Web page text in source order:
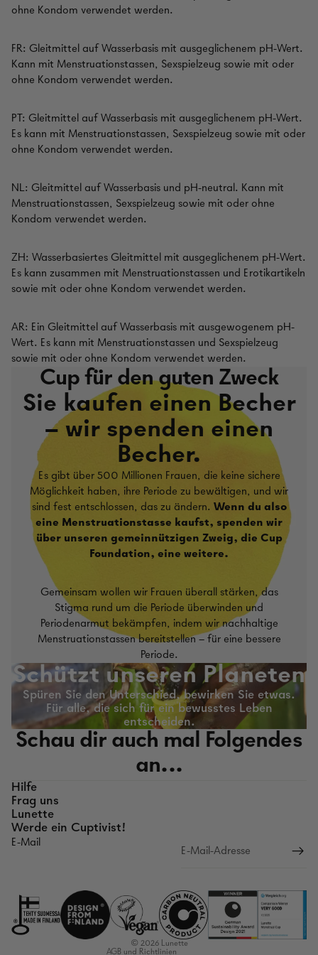
ohne Kondom verwendet werden.
FR: Gleitmittel auf Wasserbasis mit ausgeglichenem pH-Wert.
Kann mit Menstruationstassen, Sexspielzeug sowie mit oder
ohne Kondom verwendet werden.
PT: Gleitmittel auf Wasserbasis mit ausgeglichenem pH-Wert.
Es kann mit Menstruationstassen, Sexspielzeug sowie mit oder
ohne Kondom verwendet werden.
NL: Gleitmittel auf Wasserbasis und pH-neutral. Kann mit
Menstruationstassen, Sexspielzeug sowie mit oder ohne
Kondom verwendet werden.
ZH: Wasserbasiertes Gleitmittel mit ausgeglichenem pH-Wert.
Es kann zusammen mit Menstruationstassen und Erotikartikeln
sowie mit oder ohne Kondom verwendet werden.
AR: Ein Gleitmittel auf Wasserbasis mit ausgewogenem pH-
Wert. Es kann mit Menstruationstassen und Sexspielzeug
sowie mit oder ohne Kondom verwendet werden.
Cup für den guten Zweck
Sie kaufen einen Becher
– wir spenden einen
Becher.
Es gibt über 500 Millionen Frauen, die keine sichere
Möglichkeit haben, ihre Periode zu bewältigen, und wir
sind fest entschlossen, das zu ändern. Wenn du also
eine Menstruationstasse kaufst, spenden wir
über unseren gemeinnützigen Zweig, die Cup
Foundation, eine weitere.
Gemeinsam wollen wir Frauen überall stärken, das
Stigma rund um die Periode überwinden und
Periodenarmut bekämpfen, indem wir nachhaltige
Menstruationstassen bereitstellen – für eine bessere
Periode.
Schützt unseren Planeten
Spüren Sie den Unterschied, bewirken Sie etwas.
Für alle, die sich für ein bewusstes Leben
entscheiden.
Schau dir auch mal Folgendes
an...
Hilfe
Frag uns
Lunette
Werde ein Cuptivist!
E-Mail
© 2026 Lunette
AGB und Richtlinien
Versandrichtlinien
Kontaktinformationen